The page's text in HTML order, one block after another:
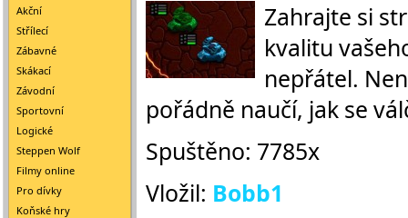
Akční
Střílecí
Zábavné
Skákací
Závodní
Sportovní
Logické
Steppen Wolf
Filmy online
Pro dívky
Koňské hry
Zahrajte si
kvalitu
nepřátel.
pořádně naučí, jak se
Spuštěno: 7785x
Vložil: Bobb1